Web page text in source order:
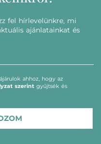
fel hírlevelünkre, mi
ajánlatainkat és
ahhoz, hogy az
szerint gyűjtsék és